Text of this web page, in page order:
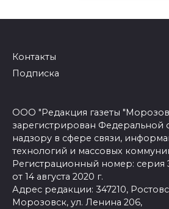
Контакты
Подписка
ООО "Редакция газеты
зарегистрирован Федеральной
надзору в сфере связи,
технологий и массовых
Регистрационный номер:
от 14 августа 2020 г.
Адрес редакции: 347210,
Морозовск, ул. Ленина 206,